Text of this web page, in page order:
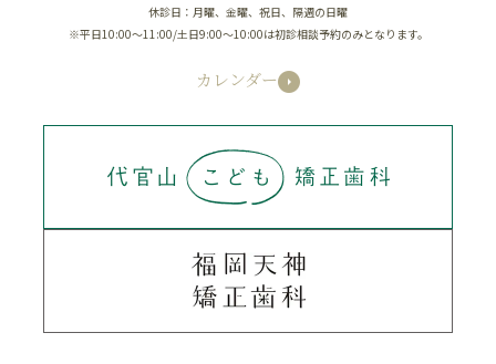
休診日：月曜、金曜、祝日、隔週の日曜
※平日10:00～11:00/土日9:00～10:00は初診相談予約のみとなります。
カレンダー